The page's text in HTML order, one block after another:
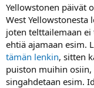
Yellowstonen päivät
West
joten telttailemaan ei
ehtiä ajamaan esim.
tämän lenkin, sitten
puiston muihin osiin,
singahdetaan esim.